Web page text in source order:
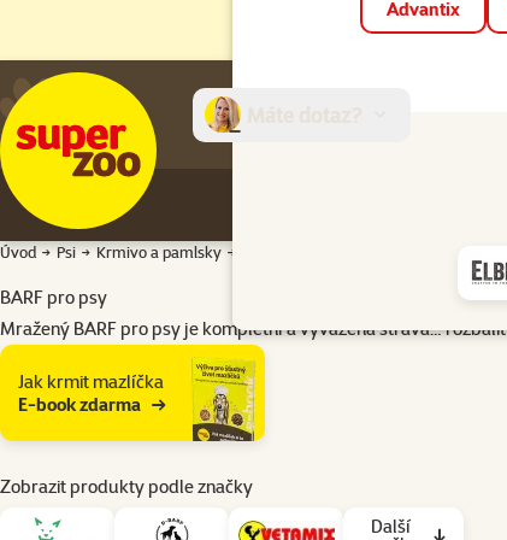
Advantix
Úvod Psi Krmivo a pamlsky
BARF pro psy
Mražený BARF pro psy je kompletní a vyvážená strava…rozbalit
Podkategorie
Jak krmit mazlíčka
E-book zdarma
Zobrazit produkty podle značky
Další